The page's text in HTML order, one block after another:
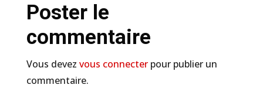
Poster le
commentaire
Vous devez vous connecterpour publier un
commentaire.